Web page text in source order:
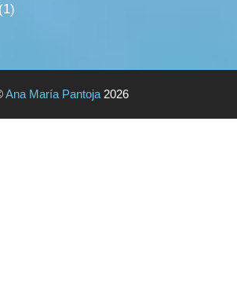
(1)
Ana María Pantoja2026